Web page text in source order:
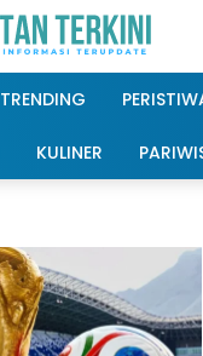
TRENDING
KULINER